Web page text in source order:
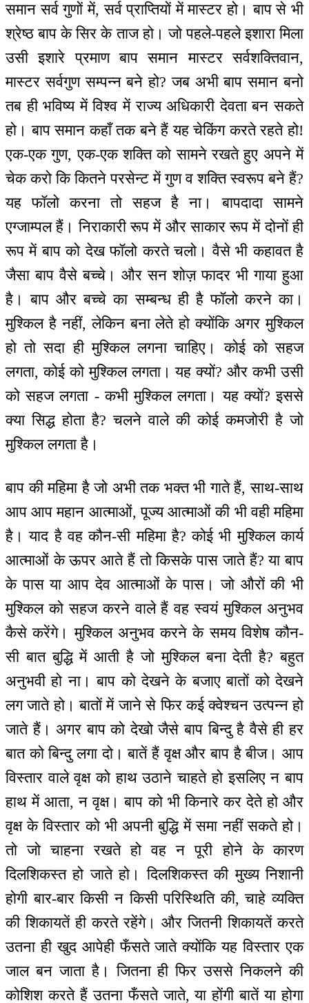
समान सर्व गुणों में, सर्व प्राप्तियों में मास्टर हो। बाप से भी
श्रेष्ठ बाप के सिर के ताज हो। जो पहले-पहले इशारा मिला
उसी इशारे प्रमाण बाप समान मास्टर सर्वशक्तिवान,
मास्टर सर्वगुण सम्पन्न बने हो? जब अभी बाप समान बनो
तब ही भविष्य में विश्व में राज्य अधिकारी देवता बन सकते
हो। बाप समान कहाँ तक बने हैं यह चेकिंग करते रहते हो!
एक-एक गुण, एक-एक शक्ति को सामने रखते हुए अपने में
चेक करो कि कितने परसेन्ट में गुण व शक्ति स्वरूप बने हैं?
यह फॉलो करना तो सहज है ना। बापदादा सामने
एग्जाम्पल हैं। निराकारी रूप में और साकार रूप में दोनों ही
रूप में बाप को देख फॉलो करते चलो। वैसे भी कहावत है
जैसा बाप वैसे बच्चे। और सन शोज़ फादर भी गाया हुआ
है। बाप और बच्चे का सम्बन्ध ही है फॉलो करने का।
मुश्किल है नहीं, लेकिन बना लेते हो क्योंकि अगर मुश्किल
हो तो सदा ही मुश्किल लगना चाहिए। कोई को सहज
लगता, कोई को मुश्किल लगता। यह क्यों? और कभी उसी
को सहज लगता - कभी मुश्किल लगता। यह क्यों? इससे
क्या सिद्ध होता है? चलने वाले की कोई कमजोरी है जो
मुश्किल लगता है।
बाप की महिमा है जो अभी तक भक्त भी गाते हैं, साथ-साथ
आप आप महान आत्माओं, पूज्य आत्माओं की भी वही महिमा
है। याद है वह कौन-सी महिमा है? कोई भी मुश्किल कार्य
आत्माओं के ऊपर आते हैं तो किसके पास जाते हैं? या बाप
के पास या आप देव आत्माओं के पास। जो औरों की भी
मुश्किल को सहज करने वाले हैं वह स्वयं मुश्किल अनुभव
कैसे करेंगे। मुश्किल अनुभव करने के समय विशेष कौन-
सी बात बुद्धि में आती है जो मुश्किल बना देती है? बहुत
अनुभवी हो ना। बाप को देखने के बजाए बातों को देखने
लग जाते हो। बातों में जाने से फिर कई क्वेश्चन उत्पन्न हो
जाते हैं। अगर बाप को देखो जैसे बाप बिन्दु है वैसे ही हर
बात को बिन्दु लगा दो। बातें हैं वृक्ष और बाप है बीज। आप
विस्तार वाले वृक्ष को हाथ उठाने चाहते हो इसलिए न बाप
हाथ में आता, न वृक्ष। बाप को भी किनारे कर देते हो और
वृक्ष के विस्तार को भी अपनी बुद्धि में समा नहीं सकते हो।
तो जो चाहना रखते हो वह न पूरी होने के कारण
दिलशिकस्त हो जाते हो। दिलशिकस्त की मुख्य निशानी
होगी बार-बार किसी न किसी परिस्थिति की, चाहे व्यक्ति
की शिकायतें ही करते रहेंगे। और जितनी शिकायतें करते
उतना ही खुद आपेही फँसते जाते क्योंकि यह विस्तार एक
जाल बन जाता है। जितना ही फिर उससे निकलने की
कोशिश करते हैं उतना फँसते जाते, या होंगी बातें या होगा